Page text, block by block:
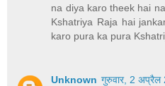
na diya karo theek hai
Kshatriya Raja hai
karo pura ka pura
Unknown गुरुवार, 2